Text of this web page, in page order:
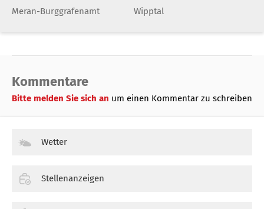
Meran-Burggrafenamt
Wipptal
Kommentare
Bitte melden Sie sich an um einen Kommentar zu schreiben
Wetter
Stellenanzeigen